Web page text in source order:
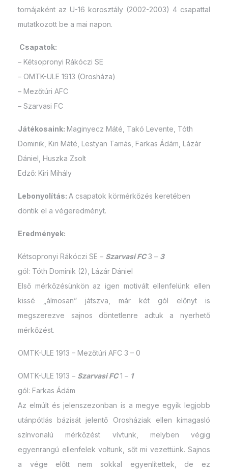
tornájaként az U-16 korosztály (2002-2003) 4 csapattal
mutatkozott be a mai napon.
Csapatok:
– Kétsopronyi Rákóczi SE
– OMTK-ULE 1913 (Orosháza)
– Mezőtúri AFC
– Szarvasi FC
Játékosaink: Maginyecz Máté, Takó Levente, Tóth
Dominik, Kiri Máté, Lestyan Tamás, Farkas Ádám, Lázár
Dániel, Huszka Zsolt
Edző: Kiri Mihály
Lebonyolítás: A csapatok körmérkőzés keretében
döntik el a végeredményt.
Eredmények:
Kétsopronyi Rákóczi SE – Szarvasi FC 3 – 3
gól: Tóth Dominik (2), Lázár Dániel
Első mérkőzésünkön az igen motivált ellenfelünk ellen
kissé „álmosan” játszva, már két gól előnyt is
megszerezve sajnos döntetlenre adtuk a nyerhető
mérkőzést.
OMTK-ULE 1913 – Mezőtúri AFC 3 – 0
OMTK-ULE 1913 – Szarvasi FC1 – 1
gól: Farkas Ádám
Az elmúlt és jelenszezonban is a megye egyik legjobb
utánpótlás bázisát jelentő Orosháziak ellen kimagasló
színvonalú mérkőzést vívtunk, melyben végig
egyenrangú ellenfelek voltunk, sőt mi vezettünk. Sajnos
a vége előtt nem sokkal egyenlítettek, de ez